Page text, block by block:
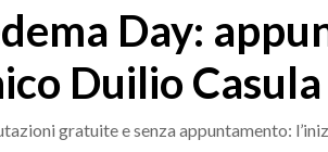
Day:
Duilio Casula
gratuite e senza appuntamento: